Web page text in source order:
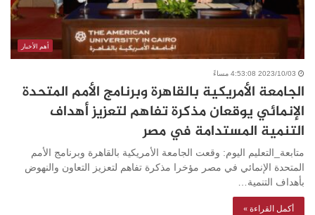
أهم الأخبار
2023/10/03 4:53:08 مساءً
الجامعة الأمريكية بالقاهرة وبرنامج الأمم المتحدة
الإنمائي يوقعان مذكرة تفاهم لتعزيز أهداف
التنمية المستدامة في مصر
متابعة_التعليم اليوم: وقعت الجامعة الأمريكية بالقاهرة وبرنامج الأمم
المتحدة الإنمائي في مصر مؤخرا مذكرة تفاهم لتعزيز التعاون والنهوض
بأهداف التنمية…
أكمل القراءة »